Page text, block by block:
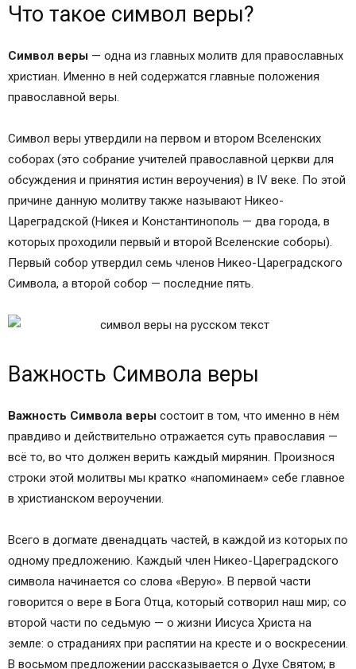
Что такое символ веры?
Символ веры — одна из главных молитв для православных
христиан. Именно в ней содержатся главные положения
православной веры.
Символ веры утвердили на первом и втором Вселенских
соборах (это собрание учителей православной церкви для
обсуждения и принятия истин вероучения) в IV веке. По этой
причине данную молитву также называют Никео-
Цареградской (Никея и Константинополь — два города, в
которых проходили первый и второй Вселенские соборы).
Первый собор утвердил семь членов Никео-Цареградского
Символа, а второй собор — последние пять.
Важность Символа веры
Важность Символа веры состоит в том, что именно в нём
правдиво и действительно отражается суть православия —
всё то, во что должен верить каждый мирянин. Произнося
строки этой молитвы мы кратко «напоминаем» себе главное
в христианском вероучении.
Всего в догмате двенадцать частей, в каждой из которых по
одному предложению. Каждый член Никео-Цареградского
символа начинается со слова «Верую». В первой части
говорится о вере в Бога Отца, который сотворил наш мир; со
второй части по седьмую — о жизни Иисуса Христа на
земле: о страданиях при распятии на кресте и о воскресении.
В восьмом предложении рассказывается о Духе Святом; в